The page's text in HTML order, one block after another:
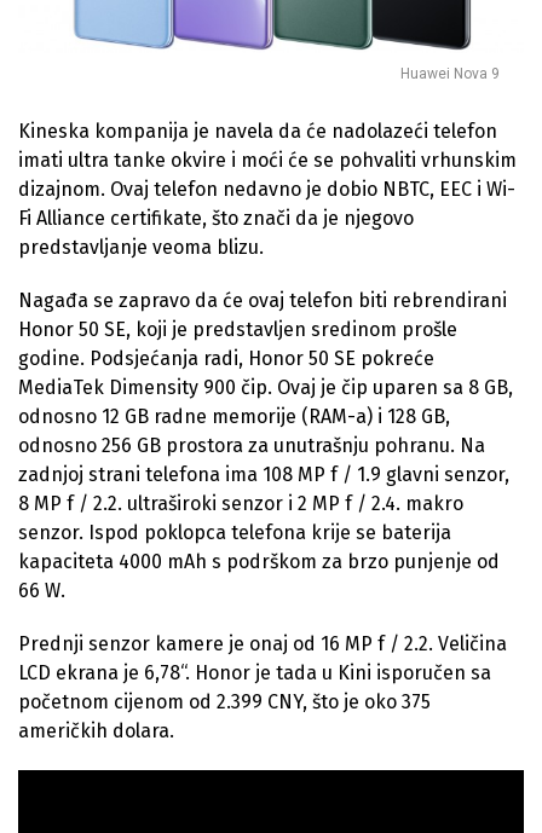
Huawei Nova 9
Kineska kompanija je navela da će nadolazeći telefon
imati ultra tanke okvire i moći će se pohvaliti vrhunskim
dizajnom. Ovaj telefon nedavno je dobio NBTC, EEC i Wi-
Fi Alliance certifikate, što znači da je njegovo
predstavljanje veoma blizu.
Nagađa se zapravo da će ovaj telefon biti rebrendirani
Honor 50 SE, koji je predstavljen sredinom prošle
godine. Podsjećanja radi, Honor 50 SE pokreće
MediaTek Dimensity 900 čip. Ovaj je čip uparen sa 8 GB,
odnosno 12 GB radne memorije (RAM-a) i 128 GB,
odnosno 256 GB prostora za unutrašnju pohranu. Na
zadnjoj strani telefona ima 108 MP f / 1.9 glavni senzor,
8 MP f / 2.2. ultraširoki senzor i 2 MP f / 2.4. makro
senzor. Ispod poklopca telefona krije se baterija
kapaciteta 4000 mAh s podrškom za brzo punjenje od
66 W.
Prednji senzor kamere je onaj od 16 MP f / 2.2. Veličina
LCD ekrana je 6,78“. Honor je tada u Kini isporučen sa
početnom cijenom od 2.399 CNY, što je oko 375
američkih dolara.